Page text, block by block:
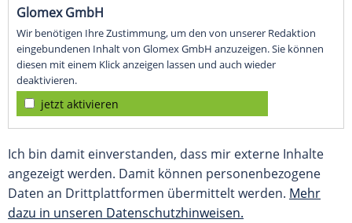
Glomex GmbH
Wir benötigen Ihre Zustimmung, um den von unserer Redaktion
eingebundenen Inhalt von Glomex GmbH anzuzeigen. Sie können
diesen mit einem Klick anzeigen lassen und auch wieder
deaktivieren.
jetzt aktivieren
Ich bin damit einverstanden, dass mir externe Inhalte
angezeigt werden. Damit können personenbezogene
Daten an Drittplattformen übermittelt werden. Mehr
dazu in unseren Datenschutzhinweisen.